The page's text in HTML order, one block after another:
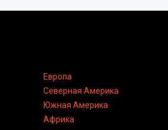
Европа
Северная Америка
Южная Америка
Африка